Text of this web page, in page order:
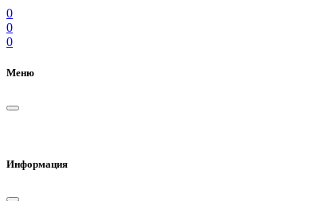
0
0
0
Меню
Информация